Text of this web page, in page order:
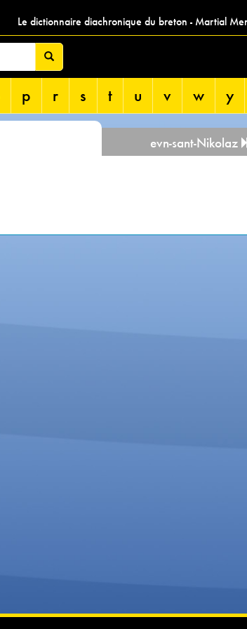
Le dictionnaire diachronique du breton - Martial
p r s t u v w y
evn-sant-Nikolaz